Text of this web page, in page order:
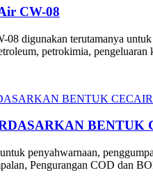
CW-08
digunakan terutamanya
petrokimia,
BENTUK
penyahwarnaan,
, Pengurangan COD dan